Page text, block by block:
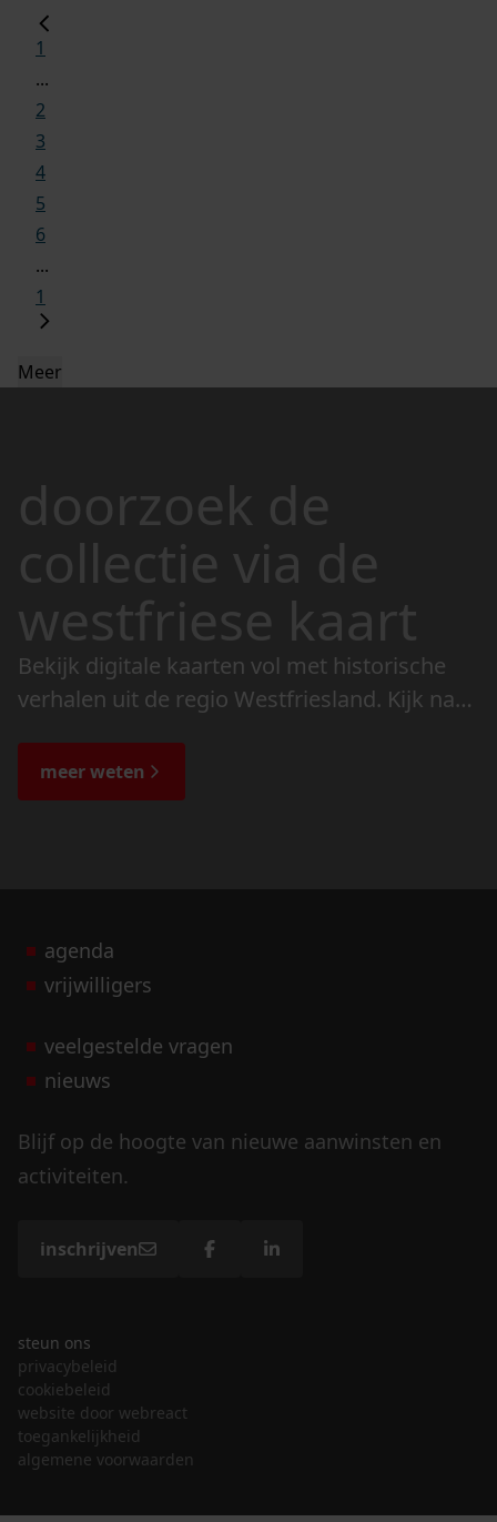
1
...
2
3
4
5
6
...
1
Meer
doorzoek de
collectie via de
westfriese kaart
Bekijk digitale kaarten vol met historische
verhalen uit de regio Westfriesland. Kijk naar
de bijzondere verhalen.
meer weten
agenda
vrijwilligers
veelgestelde vragen
nieuws
Blijf op de hoogte van nieuwe aanwinsten en
activiteiten.
inschrijven
steun ons
privacybeleid
cookiebeleid
website door webreact
toegankelijkheid
algemene voorwaarden